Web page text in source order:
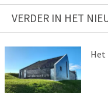
VERDER IN HET
Het